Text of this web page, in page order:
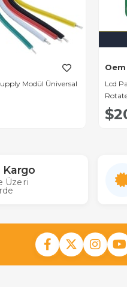
Modül Üniversal
Oem
Lcd
Üzeri